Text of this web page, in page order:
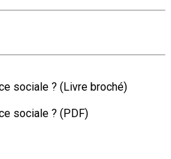
sociale ? (Livre broché)
sociale ? (PDF)